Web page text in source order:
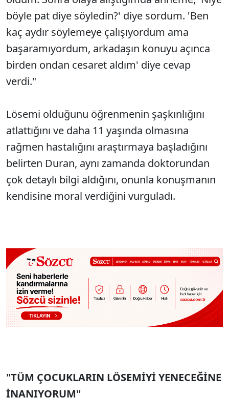
böyle pat diye söyledin?' diye sordum. 'Ben
kaç aydır söylemeye çalışıyordum ama
başaramıyordum, arkadaşın konuyu açınca
birden ondan cesaret aldım' diye cevap
verdi."
Lösemi olduğunu öğrenmenin şaşkınlığını
atlattığını ve daha 11 yaşında olmasına
rağmen hastalığını araştırmaya başladığını
belirten Duran, aynı zamanda doktorundan
çok detaylı bilgi aldığını, onunla konuşmanın
kendisine moral verdiğini vurguladı.
"TÜM ÇOCUKLARIN LÖSEMİYİ YENECEĞİNE
İNANIYORUM"